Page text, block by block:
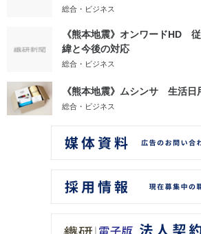
総合・ビジネス
《熊本地震》オンワードHD
緯と今後の対応
総合・ビジネス
《熊本地震》ムシンサ 生活日
総合・ビジネス